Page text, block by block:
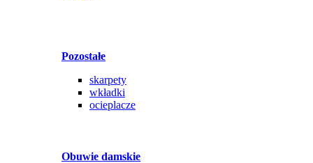
Pozostałe
skarpety
wkładki
ocieplacze
Obuwie damskie